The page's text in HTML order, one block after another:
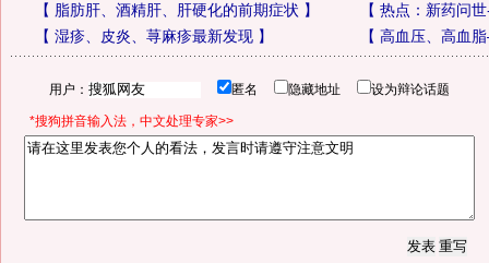
【 脂肪肝、酒精肝、肝硬化的前期症状 】 【 热点：新药问
【 湿疹、皮炎、荨麻疹最新发现】 【 高血压、高血
用户： 匿名 隐藏地址 设为辩论话题
*搜狗拼音输入法，中文处理专家>>